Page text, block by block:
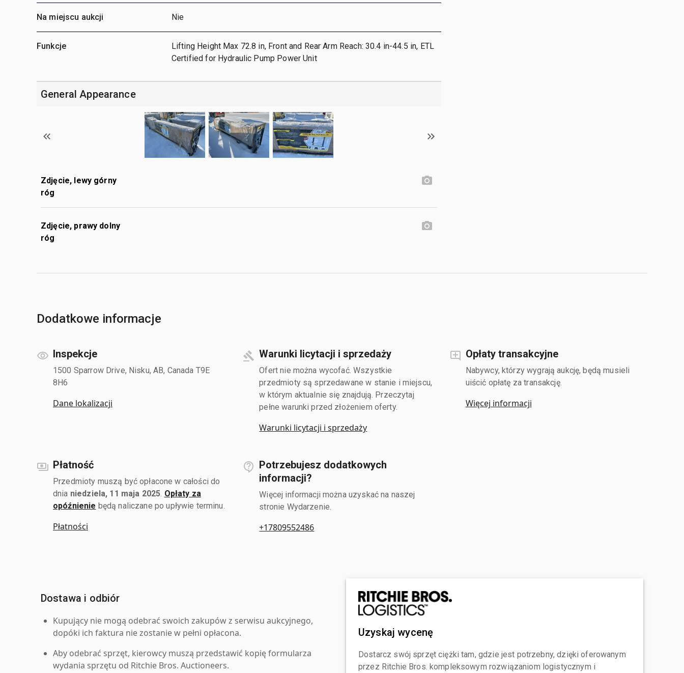
Na miejscu aukcji Nie
Funkcje
Lifting Height Max 72.8 in, Front and Rear Arm Reach: 30.4 in-44.5 in, ETL
Certified for Hydraulic Pump Power Unit
General Appearance
Zdjęcie, lewy górny
róg
Zdjęcie, prawy dolny
róg
Dodatkowe informacje
Inspekcje
1500 Sparrow Drive, Nisku, AB, Canada T9E
8H6
Dane lokalizacji
Warunki licytacji i sprzedaży
Ofert nie można wycofać. Wszystkie
przedmioty są sprzedawane w stanie i miejscu,
w którym aktualnie się znajdują. Przeczytaj
pełne warunki przed złożeniem oferty.
Warunki licytacji i sprzedaży
Opłaty transakcyjne
Nabywcy, którzy wygrają aukcję, będą musieli
uiścić opłatę za transakcję.
Więcej informacji
Płatność
Przedmioty muszą być opłacone w całości do
dnia niedziela, 11 maja 2025 Opłaty za
opóźnienie będą naliczane po upływie terminu.
Płatności
Potrzebujesz dodatkowych
informacji?
Więcej informacji można uzyskać na naszej
stronie Wydarzenie.
+17809552486
Dostawa i odbiór
Kupujący nie mogą odebrać swoich zakupów z serwisu aukcyjnego,
dopóki ich faktura nie zostanie w pełni opłacona.
Aby odebrać sprzęt, kierowcy muszą przedstawić kopię formularza
wydania sprzętu od Ritchie Bros. Auctioneers.
Uzyskaj wycenę
Dostarcz swój sprzęt ciężki tam, gdzie jest potrzebny, dzięki oferowanym
przez Ritchie Bros. kompleksowym rozwiązaniom logistycznym i